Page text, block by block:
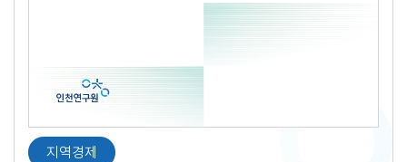
지역경제